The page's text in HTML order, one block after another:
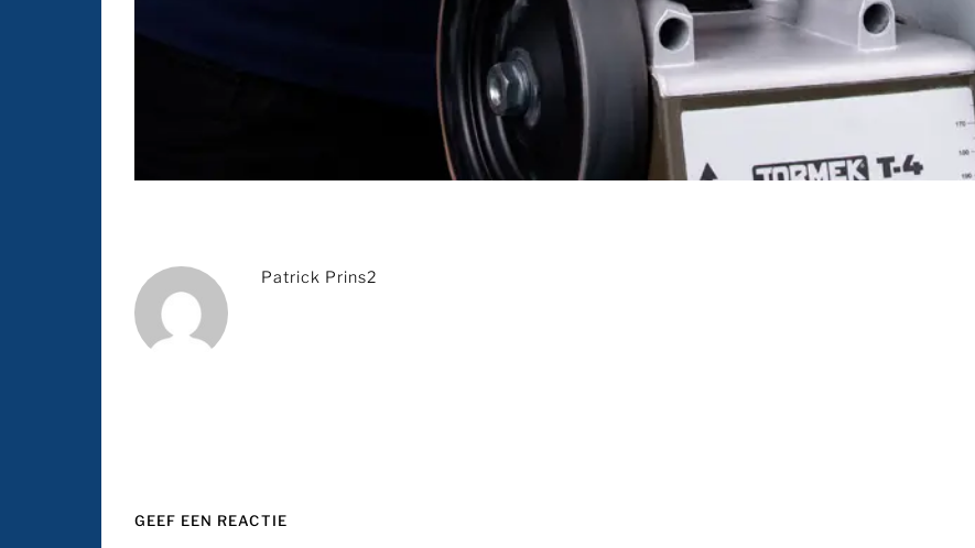
Patrick Prins2
GEEF EEN REACTIE